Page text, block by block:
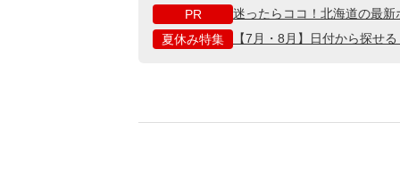
PR
迷ったらココ！北海道の最
夏休み特集
【7月・8月】日付から探せ